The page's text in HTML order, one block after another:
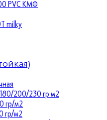
PVC КМФ
milky
200/230 гр м2
гр/м2
гр/м2